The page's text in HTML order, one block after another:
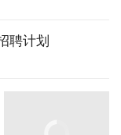
聘计划